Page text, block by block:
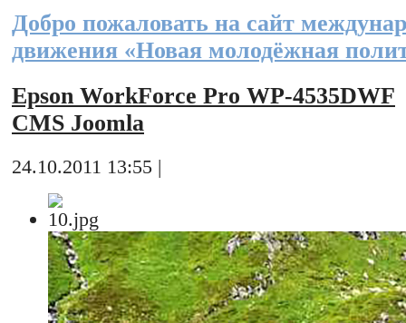
Добро пожаловать на сайт
движения «Новая молодёжная
Epson WorkForce Pro WP-4535DWF
CMS Joomla
24.10.2011 13:55 |